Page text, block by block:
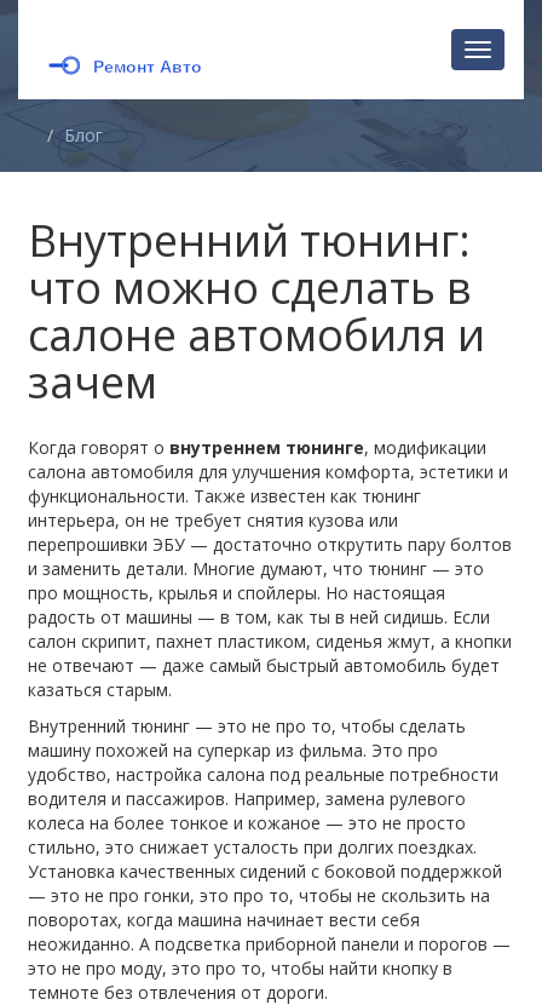
Блог
Внутренний тюнинг:
что можно сделать в
салоне автомобиля и
зачем
Когда говорят о внутреннем тюнинге,модификации
салона автомобиля для улучшения комфорта, эстетики и
функциональности. Также известен как тюнинг
интерьера, он не требует снятия кузова или
перепрошивки ЭБУ — достаточно открутить пару болтов
и заменить детали. Многие думают, что тюнинг — это
про мощность, крылья и спойлеры. Но настоящая
радость от машины — в том, как ты в ней сидишь. Если
салон скрипит, пахнет пластиком, сиденья жмут, а кнопки
не отвечают — даже самый быстрый автомобиль будет
казаться старым.
Внутренний тюнинг — это не про то, чтобы сделать
машину похожей на суперкар из фильма. Это про
удобство,настройка салона под реальные потребности
водителя и пассажиров. Например, замена рулевого
колеса на более тонкое и кожаное — это не просто
стильно, это снижает усталость при долгих поездках.
Установка качественных сидений с боковой поддержкой
— это не про гонки, это про то, чтобы не скользить на
поворотах, когда машина начинает вести себя
неожиданно. А подсветка приборной панели и порогов —
это не про моду, это про то, чтобы найти кнопку в
темноте без отвлечения от дороги.